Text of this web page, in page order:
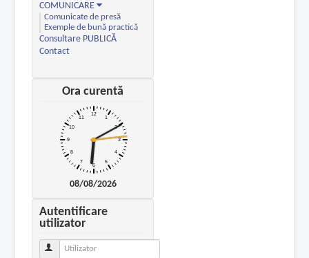
COMUNICARE
Comunicate de presă
Exemple de bună practică
Consultare PUBLICĂ
Contact
Ora curentă
08/08/2026
Autentificare
utilizator
Utilizator